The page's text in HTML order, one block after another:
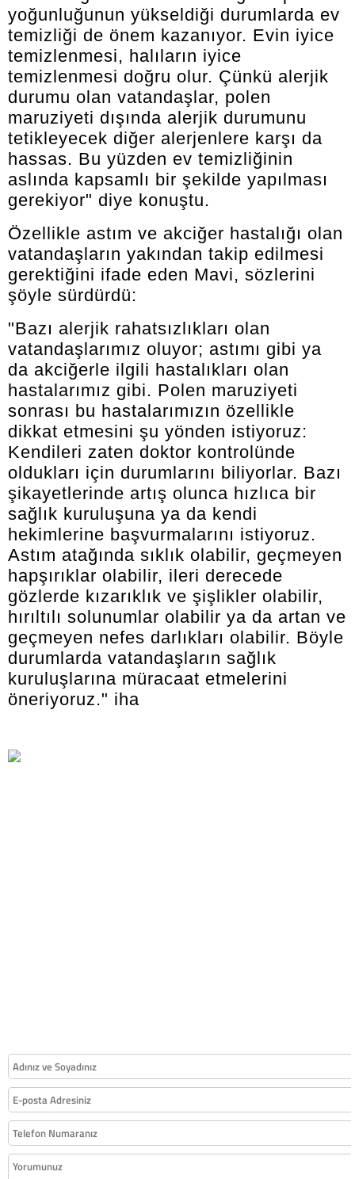
yoğunluğunun yükseldiği durumlarda ev
temizliği de önem kazanıyor. Evin iyice
temizlenmesi, halıların iyice
temizlenmesi doğru olur. Çünkü alerjik
durumu olan vatandaşlar, polen
maruziyeti dışında alerjik durumunu
tetikleyecek diğer alerjenlere karşı da
hassas. Bu yüzden ev temizliğinin
aslında kapsamlı bir şekilde yapılması
gerekiyor" diye konuştu.
Özellikle astım ve akciğer hastalığı olan
vatandaşların yakından takip edilmesi
gerektiğini ifade eden Mavi, sözlerini
şöyle sürdürdü:
"Bazı alerjik rahatsızlıkları olan
vatandaşlarımız oluyor; astımı gibi ya
da akciğerle ilgili hastalıkları olan
hastalarımız gibi. Polen maruziyeti
sonrası bu hastalarımızın özellikle
dikkat etmesini şu yönden istiyoruz:
Kendileri zaten doktor kontrolünde
oldukları için durumlarını biliyorlar. Bazı
şikayetlerinde artış olunca hızlıca bir
sağlık kuruluşuna ya da kendi
hekimlerine başvurmalarını istiyoruz.
Astım atağında sıklık olabilir, geçmeyen
hapşırıklar olabilir, ileri derecede
gözlerde kızarıklık ve şişlikler olabilir,
hırıltılı solunumlar olabilir ya da artan ve
geçmeyen nefes darlıkları olabilir. Böyle
durumlarda vatandaşların sağlık
kuruluşlarına müracaat etmelerini
öneriyoruz." iha